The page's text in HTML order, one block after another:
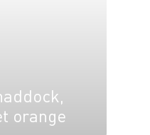
orange